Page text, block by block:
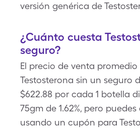
versión genérica de
¿Cuánto cuesta
seguro?
El precio de venta promedio
Testosterona sin un seguro
$622.88 por cada 1 botella
75gm de 1.62%, pero
usando un cupón para